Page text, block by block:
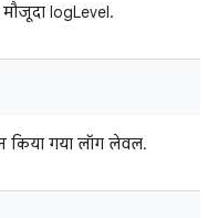
logLevel.
गया लॉग लेवल.